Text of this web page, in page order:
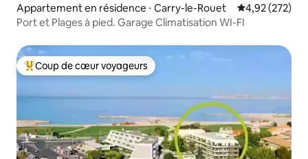
Appartement en résidence ⋅ Carry-le-Rouet Évaluation
4,92 (272)
Port et Plages à pied. Garage Climatisation WI-FI
Coups de cœur voyageurs les plus appréciés
Coup de cœur voyageurs